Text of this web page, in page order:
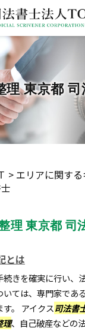
理 東京都 司
> エリアに関す
理 東京都 司
とは
きを確実に行い、
ては、専門家である
。 アイクス司法書
理、自己破産などの